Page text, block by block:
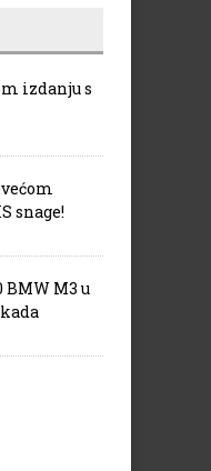
izdanju s
snage!
BMW M3 u